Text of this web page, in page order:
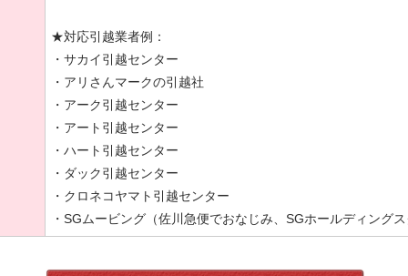
★対応引越業者例：
・サカイ引越センター
・アリさんマークの引越社
・アーク引越センター
・アート引越センター
・ハート引越センター
・ダック引越センター
・クロネコヤマト引越センター
・SGムービング（佐川急便でおなじみ、SGホールディング